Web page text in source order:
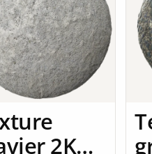
2K